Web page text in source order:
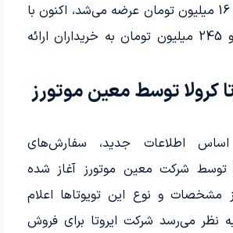
حدود 2 میلیارد و 16 میلیون تومان عرضه می‌شد، اکنون با
قیمت 2 میلیارد و 245 میلیون تومان به خریداران ارائه
کرولا توسط معین موتورز
بر اساس اطلاعات جدید، سفارش‌های
توسط شرکت معین موتورز آغاز شده
مشخصات و نوع این تویوتاها اعلام
نظر می‌رسد شرکت ایروتا برای فروش